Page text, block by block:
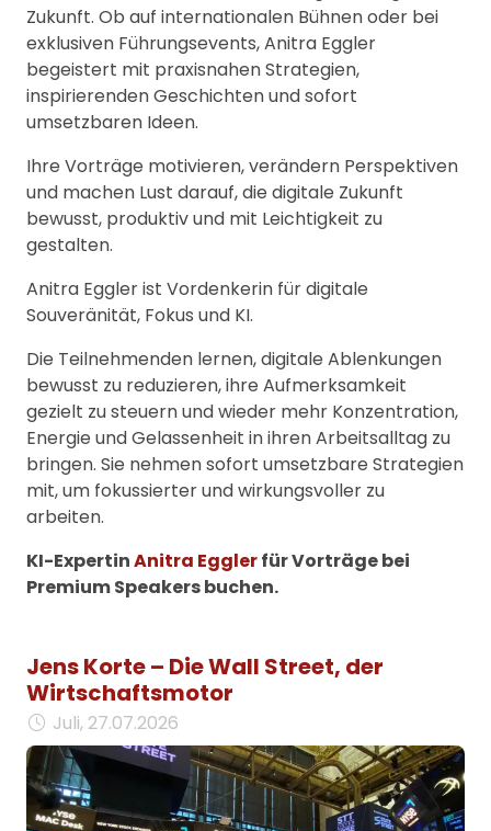
Zukunft. Ob auf internationalen Bühnen oder bei
exklusiven Führungsevents, Anitra Eggler
begeistert mit praxisnahen Strategien,
inspirierenden Geschichten und sofort
umsetzbaren Ideen.
Ihre Vorträge motivieren, verändern Perspektiven
und machen Lust darauf, die digitale Zukunft
bewusst, produktiv und mit Leichtigkeit zu
gestalten.
Anitra Eggler ist Vordenkerin für digitale
Souveränität, Fokus und KI.
Die Teilnehmenden lernen, digitale Ablenkungen
bewusst zu reduzieren, ihre Aufmerksamkeit
gezielt zu steuern und wieder mehr Konzentration,
Energie und Gelassenheit in ihren Arbeitsalltag zu
bringen. Sie nehmen sofort umsetzbare Strategien
mit, um fokussierter und wirkungsvoller zu
arbeiten.
KI-ExpertinAnitra Egglerfür Vorträge bei
Premium Speakers buchen.
Jens Korte – Die Wall Street, der
Wirtschaftsmotor
Juli, 27.07.2026